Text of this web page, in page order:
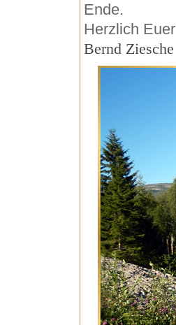
Ende.
Herzlich Euer
Bernd Ziesche